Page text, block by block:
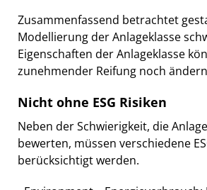
Zusammenfassend betrachtet
Modellierung der Anlageklasse
Eigenschaften der Anlageklasse
zunehmender Reifung noch
Nicht ohne ESG Risiken
Neben der Schwierigkeit, die
bewerten, müssen verschiedene
berücksichtigt werden.